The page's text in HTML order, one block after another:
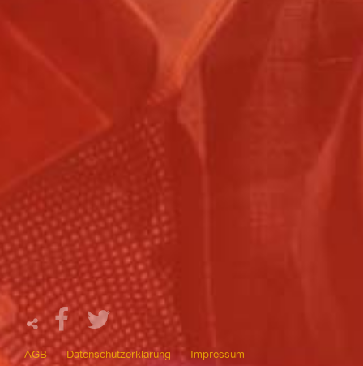
AGB Datenschutzerklärung Impressum